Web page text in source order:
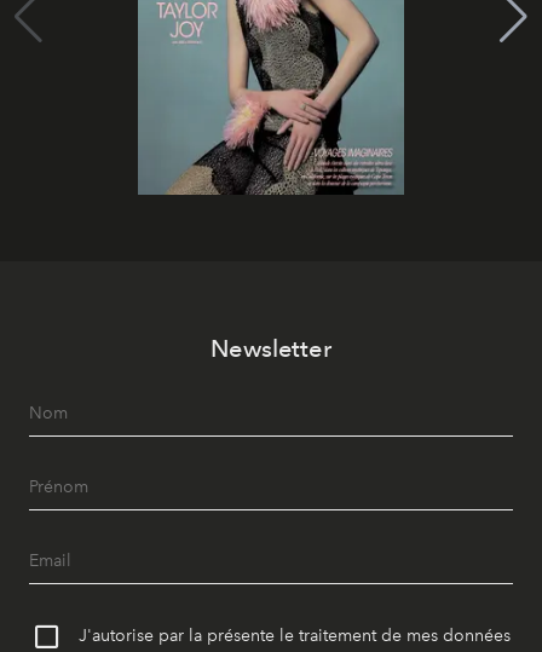
Newsletter
J'autorise par la présente le traitement de mes données